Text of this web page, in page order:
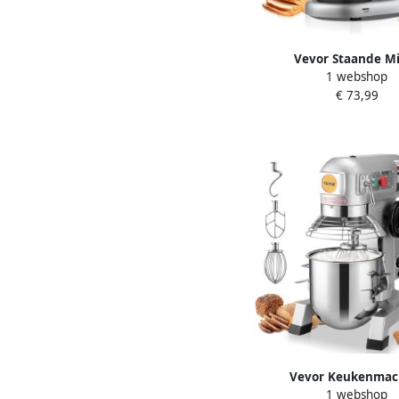
Vevor Staande
Keukenmachine voor
1500w Deegmixer
Snelheden
1 webshop
€ 73,99
Vevor
Standmixer
1 webshop